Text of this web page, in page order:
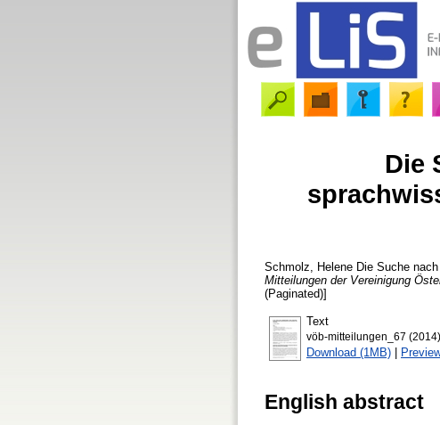
Die
Schmolz, Helene Die Suche
Mitteilungen der Vereinigung
(Paginated)]
Text
vöb-mitteilungen_67
Download (1MB) |
English abstract